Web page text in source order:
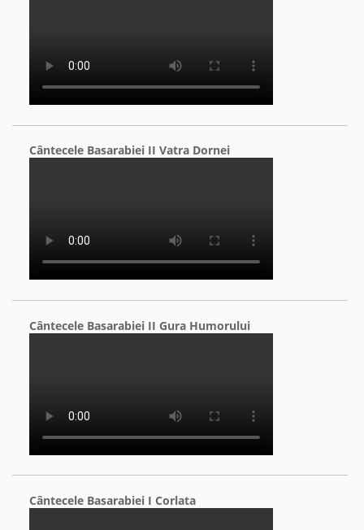
Cântecele Basarabiei II Vatra Dornei
Cântecele Basarabiei II Gura Humorului
Cântecele Basarabiei I Corlata